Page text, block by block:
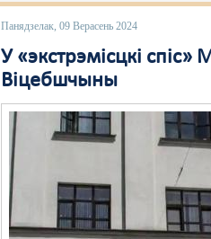
Панядзелак, 09 Верасень 2024
У «экстрэмісцкі
Віцебшчыны